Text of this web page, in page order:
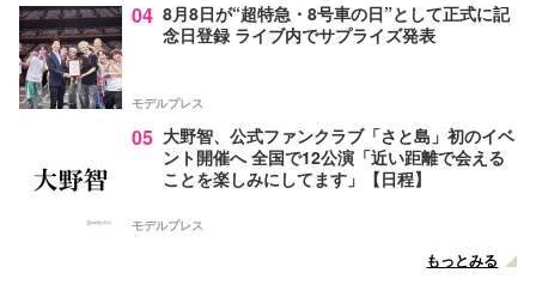
04 8月8日が“超特急・8号車の日”として正式に記
念日登録 ライブ内でサプライズ発表
モデルプレス
05 大野智、公式ファンクラブ「さと島」初のイベ
ント開催へ 全国で12公演「近い距離で会える
ことを楽しみにしてます」【日程】
モデルプレス
もっとみる